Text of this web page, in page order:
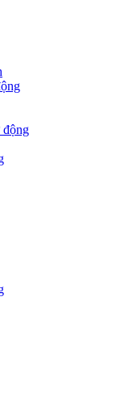
động